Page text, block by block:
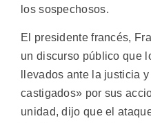
los sospechosos.
El presidente francés,
un discurso público que
llevados ante la justicia
castigados» por sus
unidad, dijo que el